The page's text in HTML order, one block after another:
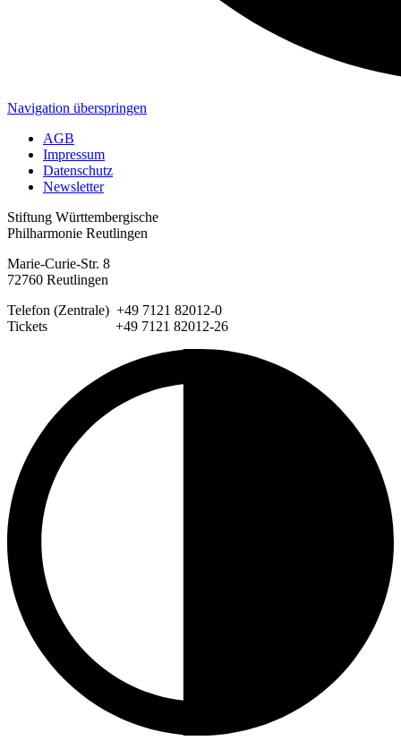
Navigation überspringen
AGB
Impressum
Datenschutz
Newsletter
Stiftung Württembergische
Philharmonie Reutlingen
Marie-Curie-Str. 8
72760 Reutlingen
Telefon (Zentrale) +49 7121 82012-0
Tickets +49 7121 82012-26